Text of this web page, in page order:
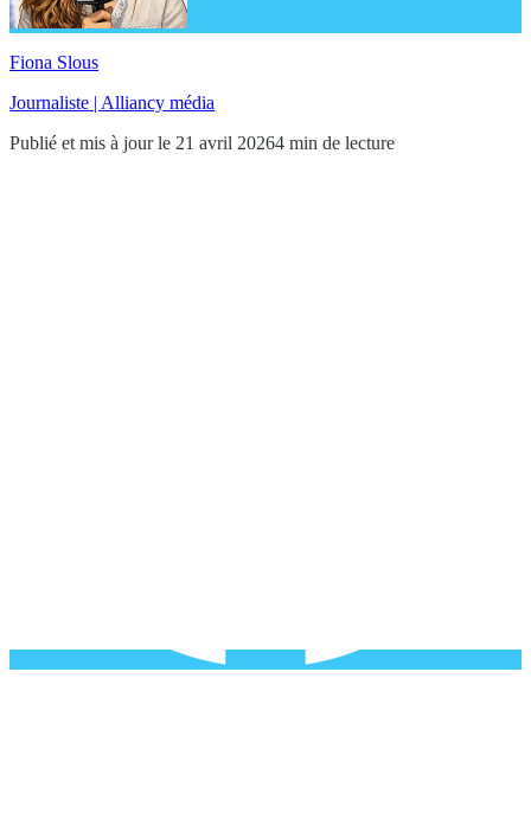
Fiona Slous
Journaliste | Alliancy média
Publié et mis à jour le 21 avril 20264 min de lecture